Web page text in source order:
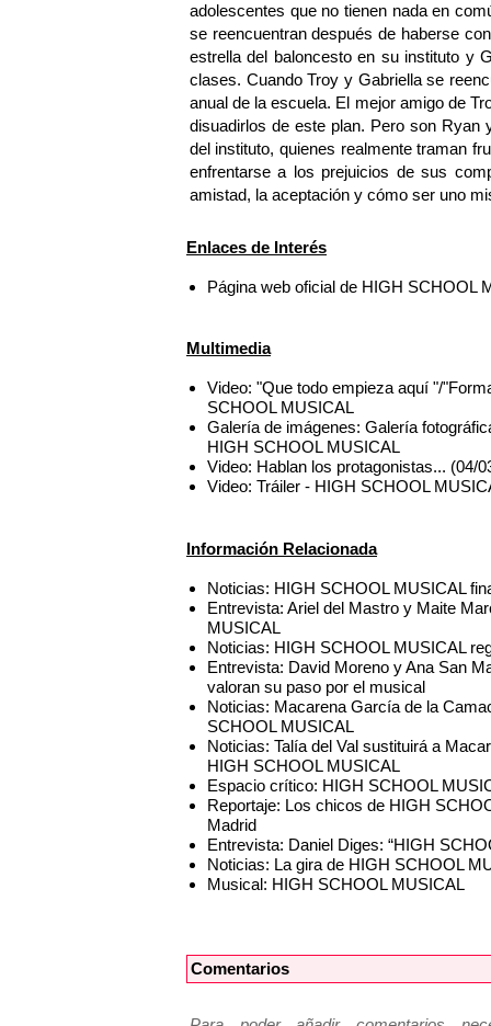
adolescentes que no tienen nada en
se reencuentran después de haberse
estrella del baloncesto en su instituto y
clases. Cuando Troy y Gabriella se
anual de la escuela. El mejor amigo de
disuadirlos de este plan. Pero son Ryan
del instituto, quienes realmente traman
enfrentarse a los prejuicios de sus
amistad, la aceptación y cómo ser uno
Enlaces de Interés
Página web oficial de HIGH SCHOOL
Multimedia
Video: "Que todo empieza aquí "/
SCHOOL MUSICAL
Galería de imágenes: Galería
HIGH SCHOOL MUSICAL
Video: Hablan los protagonistas... (04/
Video: Tráiler - HIGH SCHOOL
Información Relacionada
Noticias: HIGH SCHOOL MUSICAL
Entrevista: Ariel del Mastro y Maite
MUSICAL
Noticias: HIGH SCHOOL MUSICAL
Entrevista: David Moreno y Ana San
valoran su paso por el musical
Noticias: Macarena García de la
SCHOOL MUSICAL
Noticias: Talía del Val sustituirá a
HIGH SCHOOL MUSICAL
Espacio crítico: HIGH SCHOOL
Reportaje: Los chicos de HIGH
Madrid
Entrevista: Daniel Diges: “HIGH
Noticias: La gira de HIGH SCHOOL
Musical: HIGH SCHOOL MUSICAL
Comentarios